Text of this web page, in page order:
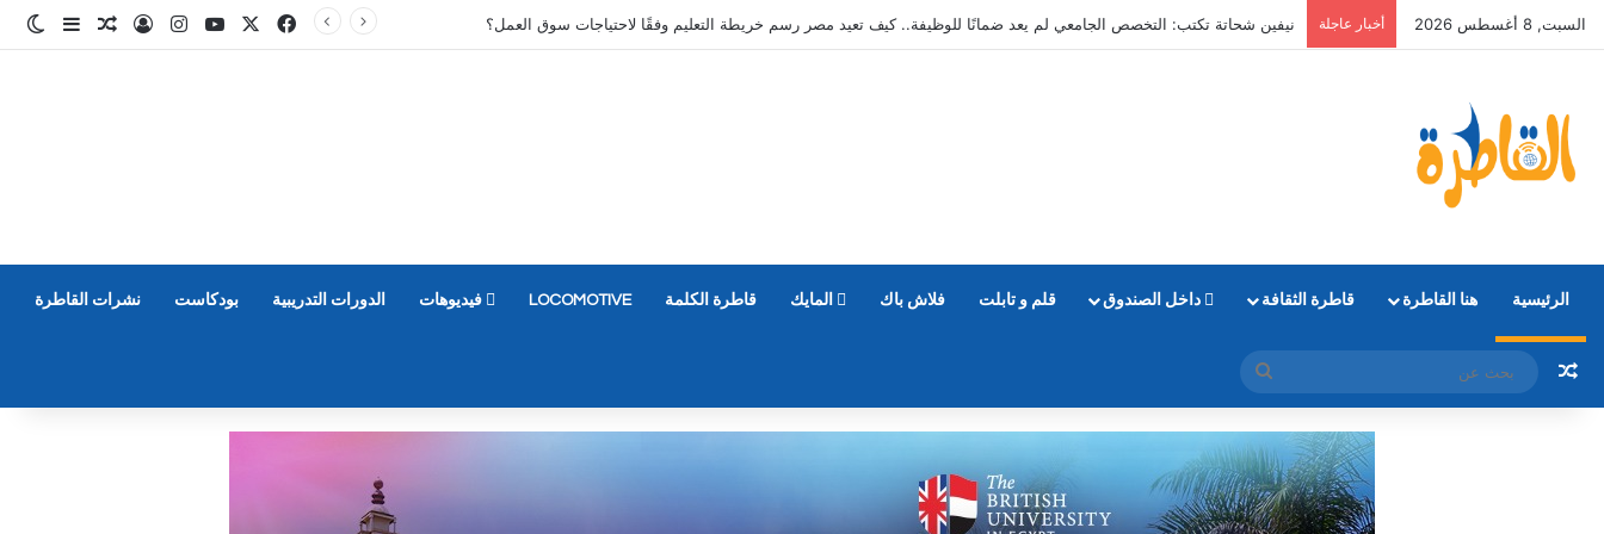
السبت, 8 أغسطس 2026 أخبار عاجلة ايلاري أكرم تكتب :”حياتك ماهي إلا Directions “ فيسبوك ‫YouTube
انستقرامتسجيل الدخول
مقالإضافة
الرئيسية هنا القاطرة قاطرة الثقافة داخل الصندوق قلم و تابلت فلاش باك المايك قاطرة الكلمة LOCOMOTIVE فيديوهات الدورات التدريبية بودكاست نشرات القاطرة
مقال عشوائي
بحث
عن